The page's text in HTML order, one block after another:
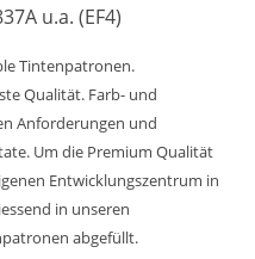
u.a. (EF4)
Tintenpatronen.
Qualität. Farb- und
Anforderungen und
Um die Premium Qualität
Entwicklungszentrum in
in unseren
abgefüllt.